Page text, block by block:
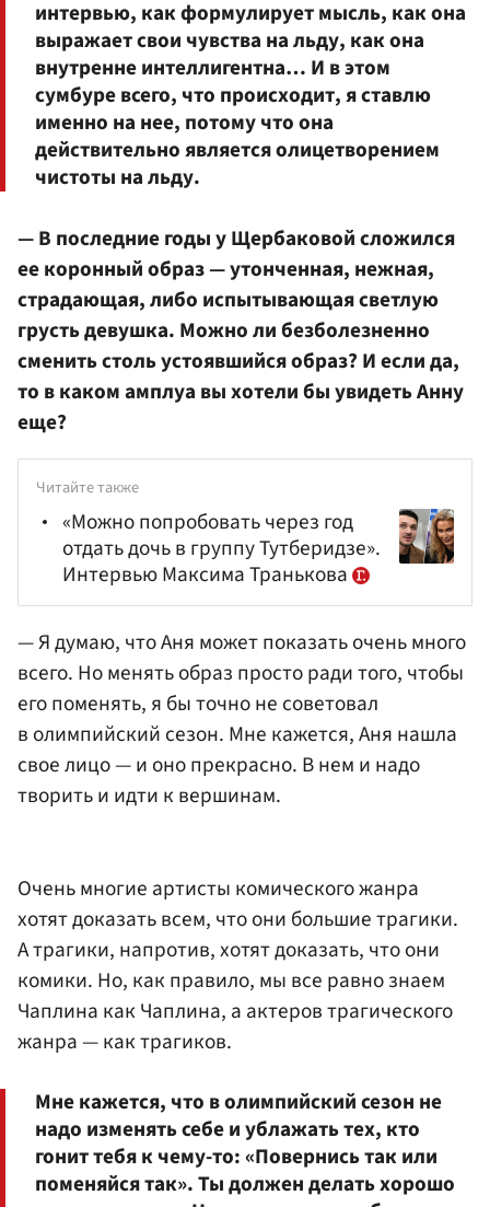
интервью, как формулирует мысль, как она
выражает свои чувства на льду, как она
внутренне интеллигентна… И в этом
сумбуре всего, что происходит, я ставлю
именно на нее, потому что она
действительно является олицетворением
чистоты на льду.
— В последние годы у Щербаковой сложился
ее коронный образ — утонченная, нежная,
страдающая, либо испытывающая светлую
грусть девушка. Можно ли безболезненно
сменить столь устоявшийся образ? И если да,
то в каком амплуа вы хотели бы увидеть Анну
еще?
Читайте также
«Можно попробовать через год
отдать дочь в группу Тутберидзе».
Интервью Максима Транькова
— Я думаю, что Аня может показать очень много
всего. Но менять образ просто ради того, чтобы
его поменять, я бы точно не советовал
в олимпийский сезон. Мне кажется, Аня нашла
свое лицо — и оно прекрасно. В нем и надо
творить и идти к вершинам.
Очень многие артисты комического жанра
хотят доказать всем, что они большие трагики.
А трагики, напротив, хотят доказать, что они
комики. Но, как правило, мы все равно знаем
Чаплина как Чаплина, а актеров трагического
жанра — как трагиков.
Мне кажется, что в олимпийский сезон не
надо изменять себе и ублажать тех, кто
гонит тебя к чему-то: «Повернись так или
поменяйся так». Ты должен делать хорошо